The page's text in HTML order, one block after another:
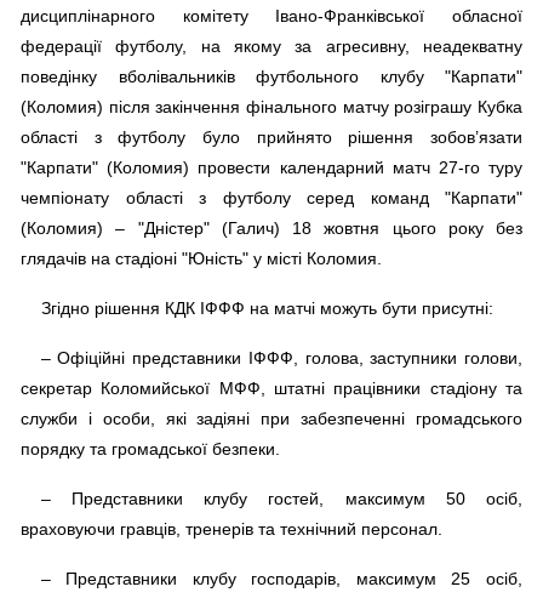
дисциплінарного комітету Івано-Франківської обласної
федерації футболу, на якому за агресивну, неадекватну
поведінку вболівальників футбольного клубу "Карпати"
(Коломия) після закінчення фінального матчу розіграшу Кубка
області з футболу було прийнято рішення зобов’язати
"Карпати" (Коломия) провести календарний матч 27-го туру
чемпіонату області з футболу серед команд "Карпати"
(Коломия) – "Дністер" (Галич) 18 жовтня цього року без
глядачів на стадіоні "Юність" у місті Коломия.
Згідно рішення КДК ІФФФ на матчі можуть бути присутні:
– Офіційні представники ІФФФ, голова, заступники голови,
секретар Коломийської МФФ, штатні працівники стадіону та
служби і особи, які задіяні при забезпеченні громадського
порядку та громадської безпеки.
– Представники клубу гостей, максимум 50 осіб,
враховуючи гравців, тренерів та технічний персонал.
– Представники клубу господарів, максимум 25 осіб,